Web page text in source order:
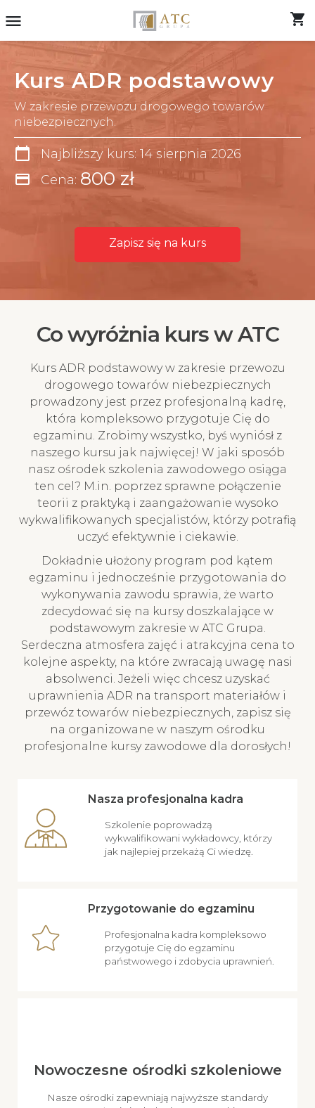
menu shopping_cart
Kurs ADR podstawowy
W zakresie przewozu drogowego towarów
niebezpiecznych.
calendar_today Najbliższy kurs: 14 sierpnia 2026
credit_card Cena: 800 zł
Zapisz się na kurs
Co wyróżnia kurs w ATC
Kurs ADR podstawowy w zakresie przewozu
drogowego towarów niebezpiecznych
prowadzony jest przez profesjonalną kadrę,
która kompleksowo przygotuje Cię do
egzaminu. Zrobimy wszystko, byś wyniósł z
naszego kursu jak najwięcej! W jaki sposób
nasz ośrodek szkolenia zawodowego osiąga
ten cel? M.in. poprzez sprawne połączenie
teorii z praktyką i zaangażowanie wysoko
wykwalifikowanych specjalistów, którzy potrafią
uczyć efektywnie i ciekawie.
Dokładnie ułożony program pod kątem
egzaminu i jednocześnie przygotowania do
wykonywania zawodu sprawia, że warto
zdecydować się na kursy doszkalające w
podstawowym zakresie w ATC Grupa.
Serdeczna atmosfera zajęć i atrakcyjna cena to
kolejne aspekty, na które zwracają uwagę nasi
absolwenci. Jeżeli więc chcesz uzyskać
uprawnienia ADR na transport materiałów i
przewóz towarów niebezpiecznych, zapisz się
na organizowane w naszym ośrodku
profesjonalne kursy zawodowe dla dorosłych!
Nasza profesjonalna kadra
Szkolenie poprowadzą
wykwalifikowani wykładowcy, którzy
jak najlepiej przekażą Ci wiedzę.
Przygotowanie do egzaminu
Profesjonalna kadra kompleksowo
przygotuje Cię do egzaminu
państwowego i zdobycia uprawnień.
Nowoczesne ośrodki szkoleniowe
Nasze ośrodki zapewniają najwyższe standardy